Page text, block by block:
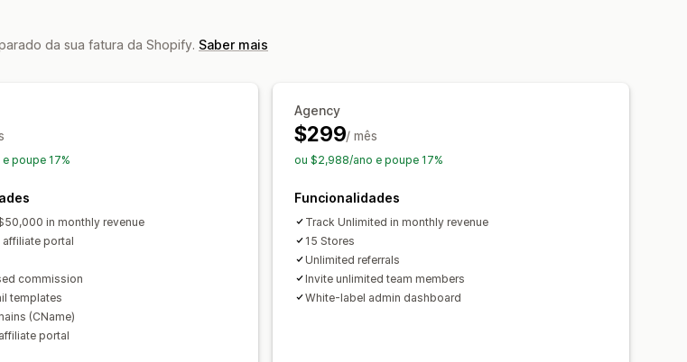
Rastreio de resultados Ligações de afiliados
Rastreio em tempo real
Experiência de afiliado
Formulários personalizados
Imagem corporativa personalizada
Formulários de impostos
Pagamentos ACH Transferências bancárias
Pagamentos automáticos
Pagamentos com cartões de oferta
da sua fatura da Shopify. Saber mais
poupe 17%
in monthly revenue
portal
commission
templates
(CName)
portal
Agency
$299/ mês
ou $2,988/ano e poupe 17%
Funcionalidades
Track Unlimited in monthly revenue
15 Stores
Unlimited referrals
Invite unlimited team members
White-label admin dashboard